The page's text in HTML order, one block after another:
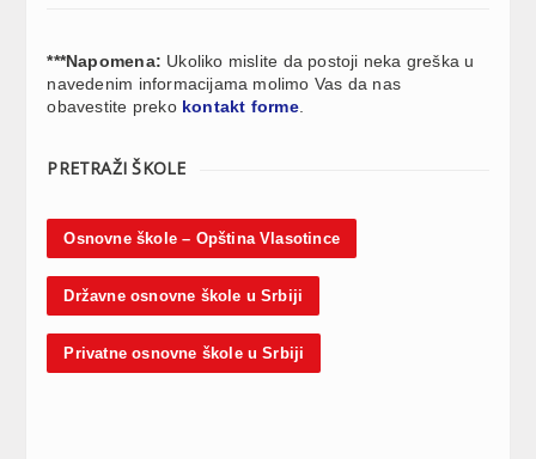
***Napomena: Ukoliko mislite da postoji neka greška u
navedenim informacijama molimo Vas da nas
obavestite preko kontakt forme.
PRETRAŽI ŠKOLE
Osnovne škole – Opština Vlasotince
Državne osnovne škole u Srbiji
Privatne osnovne škole u Srbiji